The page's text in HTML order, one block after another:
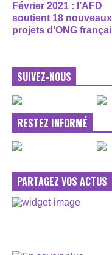
Février 2021 : l’AFD
soutient 18 nouveaux
projets d’ONG
SUIVEZ-NOUS
RESTEZ INFORMÉ
PARTAGEZ VOS ACTUS